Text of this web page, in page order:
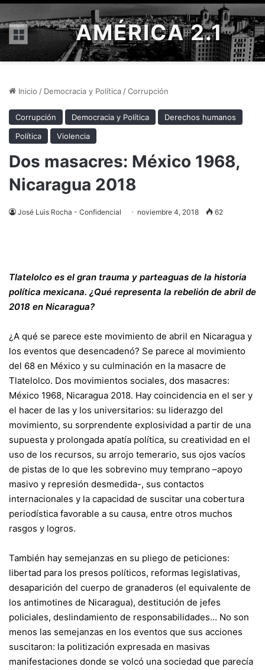
Menú AMÉRICA 2.1
Inicio / Democracia y Política /Corrupción
Corrupción Democracia y Política
Derechos humanos
Política
Violencia
Dos masacres: México 1968,
Nicaragua 2018
José Luis Rocha - Confidencial noviembre 4, 2018 62
Tlatelolco es el gran trauma y parteaguas de la historia
política mexicana. ¿Qué representa la rebelión de abril de
2018 en Nicaragua?
¿A qué se parece este movimiento de abril en Nicaragua y
los eventos que desencadenó? Se parece al movimiento
del 68 en México y su culminación en la masacre de
Tlatelolco. Dos movimientos sociales, dos masacres:
México 1968, Nicaragua 2018. Hay coincidencia en el ser y
el hacer de las y los universitarios: su liderazgo del
movimiento, su sorprendente explosividad a partir de una
supuesta y prolongada apatía política, su creatividad en el
uso de los recursos, su arrojo temerario, sus ojos vacíos
de pistas de lo que les sobrevino muy temprano –apoyo
masivo y represión desmedida-, sus contactos
internacionales y la capacidad de suscitar una cobertura
periodística favorable a su causa, entre otros muchos
rasgos y logros.
También hay semejanzas en su pliego de peticiones:
libertad para los presos políticos, reformas legislativas,
desaparición del cuerpo de granaderos (el equivalente de
los antimotines de Nicaragua), destitución de jefes
policiales, deslindamiento de responsabilidades… No son
menos las semejanzas en los eventos que sus acciones
suscitaron: la politización expresada en masivas
manifestaciones donde se volcó una sociedad que parecía